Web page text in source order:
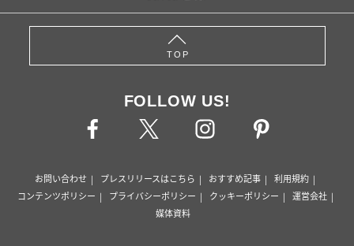
TOP
FOLLOW US!
お問い合わせ プレスリリースはこちら おすすめ記事
利用規約
コンテンツポリシー
プライバシーポリシー クッキーポリシー
運営会社
媒体資料